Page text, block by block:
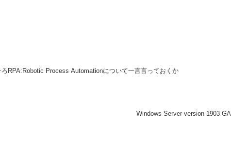
ろRPA:Robotic Process Automationについて一言言っておくか
Windows Server version 1903 GA